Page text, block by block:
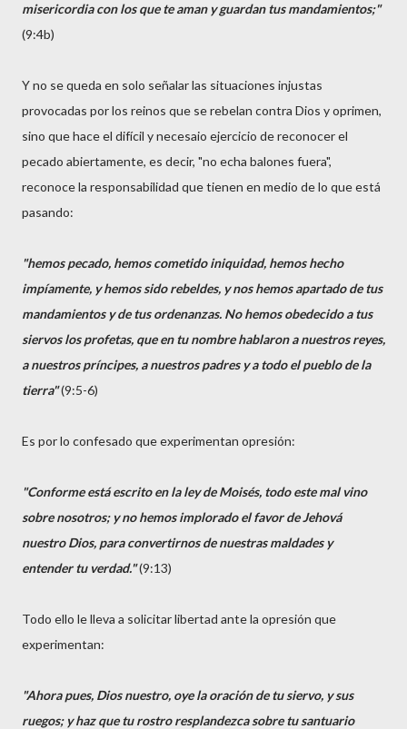
misericordia con los que te aman y guardan tus mandamientos;"
(9:4b)
Y no se queda en solo señalar las situaciones injustas
provocadas por los reinos que se rebelan contra Dios y oprimen,
sino que hace el difícil y necesaio ejercicio de reconocer el
pecado abiertamente, es decir, "no echa balones fuera",
reconoce la responsabilidad que tienen en medio de lo que está
pasando:
"hemos pecado, hemos cometido iniquidad, hemos hecho
impíamente, y hemos sido rebeldes, y nos hemos apartado de tus
mandamientos y de tus ordenanzas. No hemos obedecido a tus
siervos los profetas, que en tu nombre hablaron a nuestros reyes,
a nuestros príncipes, a nuestros padres y a todo el pueblo de la
tierra"(9:5-6)
Es por lo confesado que experimentan opresión:
"Conforme está escrito en la ley de Moisés, todo este mal vino
sobre nosotros; y no hemos implorado el favor de Jehová
nuestro Dios, para convertirnos de nuestras maldades y
entender tu verdad."(9:13)
Todo ello le lleva a solicitar libertad ante la opresión que
experimentan:
"Ahora pues, Dios nuestro, oye la oración de tu siervo, y sus
ruegos; y haz que tu rostro resplandezca sobre tu santuario